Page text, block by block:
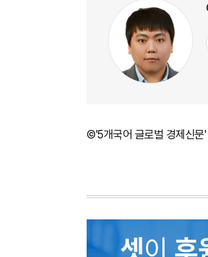
©'5개국어 글로벌 경제신문'